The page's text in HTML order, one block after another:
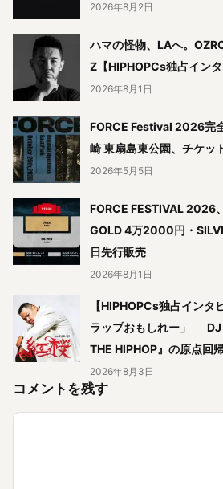
2026年8月2日
ハマの怪物、LAへ。
Z【HIPHOPCs独占インタ
2026年8月1日
FORCE Festival 2026完
崎 東扇島東公園、チケッ
2026年5月5日
FORCE FESTIVAL 2026
GOLD 4万2000円・
日先行販売
2026年8月1日
【HIPHOPCs独占インタ
ラップおもしれー」
THE HIPHOP』の原点回
2026年8月3日
コメントを残す